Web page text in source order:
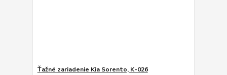
Ťažné zariadenie Kia Sorento, K-026